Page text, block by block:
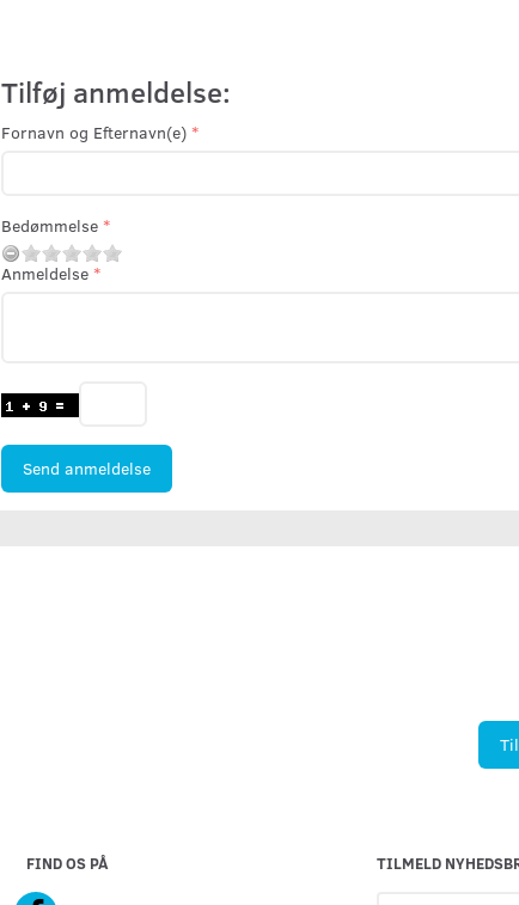
Tilføj anmeldelse:
Fornavn og Efternavn(e)
Bedømmelse
Anmeldelse
Send anmeldelse
FIND OS PÅ
TILMELD